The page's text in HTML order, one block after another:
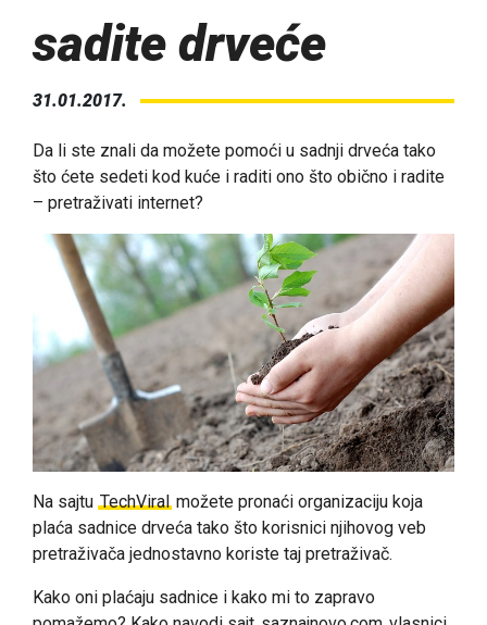
sadite drveće
31.01.2017.
Da li ste znali da možete pomoći u sadnji drveća tako
što ćete sedeti kod kuće i raditi ono što obično i radite
– pretraživati internet?
Na sajtu TechViral možete pronaći organizaciju koja
plaća sadnice drveća tako što korisnici njihovog veb
pretraživača jednostavno koriste taj pretraživač.
Kako oni plaćaju sadnice i kako mi to zapravo